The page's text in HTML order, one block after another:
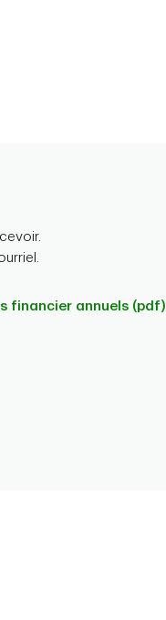
financier annuels (pdf)